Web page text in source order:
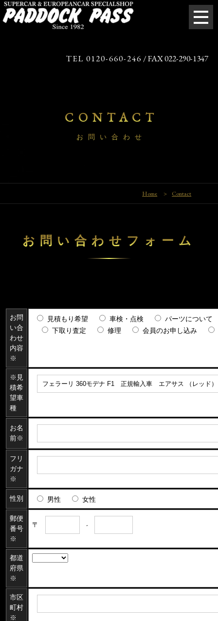
TEL 0120-660-246 / FAX 022-290-1347
CONTACT
お問い合わせ
Home > Contact
お問い合わせフォーム
お問
い合
わせ
内容
※
見積もり希望 車検・点検
パーツについて
下取り査定
修理 会員のお申し込み
※見
積希
望車
種
お名
前※
フリ
ガナ
※
性別 男性 女性
郵便
番号
※
〒 -
都道
府県
※
市区
町村
※